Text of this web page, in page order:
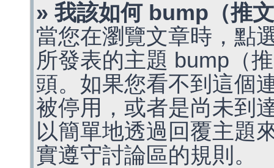
» 我該如何 bump（推
當您在瀏覽文章時，點
所發表的主題 bump（
頭。如果您看不到這個
被停用，或者是尚未到
以簡單地透過回覆主題
實遵守討論區的規則。